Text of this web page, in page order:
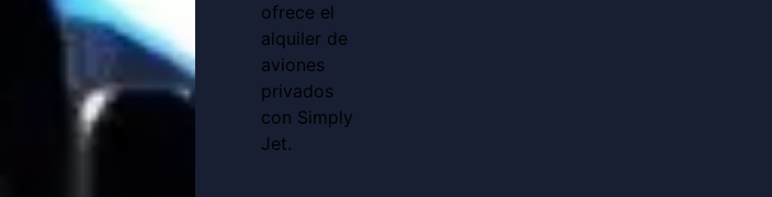
ofrece el
alquiler de
aviones
privados
con Simply
Jet.